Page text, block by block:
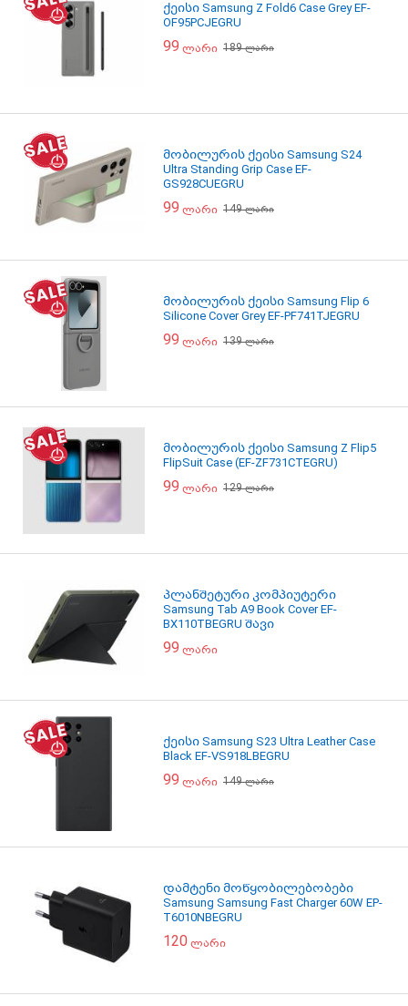
ქეისი Samsung Z Fold6 Case Grey EF-
OF95PCJEGRU
99 ლარი 189ლარი
მობილურის ქეისი Samsung S24
Ultra Standing Grip Case EF-
GS928CUEGRU
99 ლარი 149ლარი
მობილურის ქეისი Samsung Flip 6
Silicone Cover Grey EF-PF741TJEGRU
99 ლარი 139ლარი
მობილურის ქეისი Samsung Z Flip5
FlipSuit Case (EF-ZF731CTEGRU)
99 ლარი 129ლარი
პლანშეტური კომპიუტერი
Samsung Tab A9 Book Cover EF-
BX110TBEGRU შავი
99 ლარი
ქეისი Samsung S23 Ultra Leather Case
Black EF-VS918LBEGRU
99 ლარი 149ლარი
დამტენი მოწყობილებობები
Samsung Samsung Fast Charger 60W EP-
T6010NBEGRU
120 ლარი